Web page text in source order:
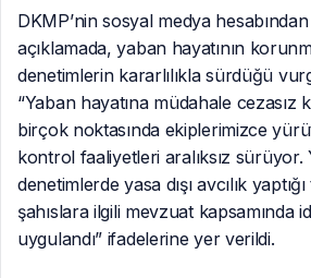
DKMP’nin sosyal medya
açıklamada, yaban hayatının
denetimlerin kararlılıkla sürdüğü
“Yaban hayatına müdahale cezasız
birçok noktasında ekiplerimizce
kontrol faaliyetleri aralıksız sürüyor.
denetimlerde yasa dışı avcılık
şahıslara ilgili mevzuat kapsamında
uygulandı” ifadelerine yer verildi.